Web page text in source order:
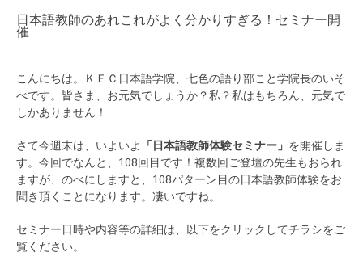
日本語教師のあれこれがよく分かりすぎる！セミナー開
催
こんにちは。ＫＥＣ日本語学院、七色の語り部こと学院長のいそ
べです。皆さま、お元気でしょうか？私？私はもちろん、元気で
しかありません！
さて今週末は、いよいよ 「日本語教師体験セミナー」 を開催しま
す。今回でなんと、108回目です！複数回ご登壇の先生もおられ
ますが、のべにしますと、108パターン目の日本語教師体験をお
聞き頂くことになります。凄いですね。
セミナー日時や内容等の詳細は、以下をクリックしてチラシをご
覧ください。